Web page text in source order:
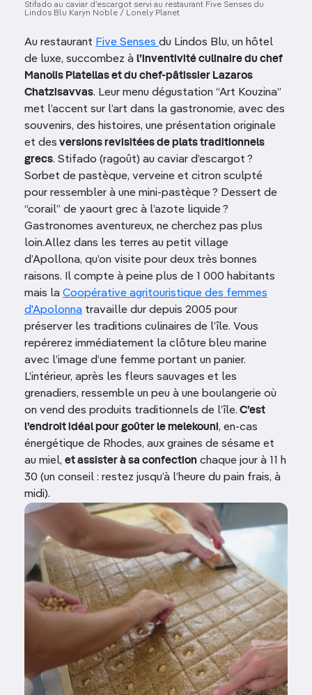
Stifado au caviar d’escargot servi au restaurant Five Senses du
Lindos Blu Karyn Noble / Lonely Planet
Au restaurant Five Senses du Lindos Blu, un hôtel
de luxe, succombez à l’inventivité culinaire du chef
Manolis Platellas et du chef-pâtissier Lazaros
Chatzisavvas. Leur menu dégustation “Art Kouzina”
met l’accent sur l’art dans la gastronomie, avec des
souvenirs, des histoires, une présentation originale
et des versions revisitées de plats traditionnels
grecs. Stifado (ragoût) au caviar d’escargot ?
Sorbet de pastèque, verveine et citron sculpté
pour ressembler à une mini-pastèque ? Dessert de
“corail” de yaourt grec à l’azote liquide ?
Gastronomes aventureux, ne cherchez pas plus
loin.Allez dans les terres au petit village
d’Apollona, qu’on visite pour deux très bonnes
raisons. Il compte à peine plus de 1 000 habitants
mais la Coopérative agritouristique des femmes
d'Apolonna travaille dur depuis 2005 pour
préserver les traditions culinaires de l’île. Vous
repérerez immédiatement la clôture bleu marine
avec l’image d’une femme portant un panier.
L’intérieur, après les fleurs sauvages et les
grenadiers, ressemble un peu à une boulangerie où
on vend des produits traditionnels de l’île. C’est
l’endroit idéal pour goûter le melekouni , en-cas
énergétique de Rhodes, aux graines de sésame et
au miel, et assister à sa confection chaque jour à 11 h
30 (un conseil : restez jusqu’à l’heure du pain frais, à
midi).
Image